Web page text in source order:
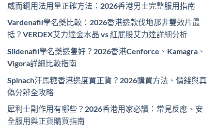
威而鋼用法用量正確方法：2026香港男士完整服用指南
Vardenafil學名藥比較：2026香港邊款伐地那非雙效片最
抵？VERDEX艾力達金水晶 vs 紅屁股艾力達詳細分析
Sildenafil學名藥邊隻好？2026香港Cenforce、Kamagra、
Vigora詳細比較指南
Spinach汗馬糖香港邊度買正貨？2026購買方法、價錢與真
偽分辨全攻略
犀利士副作用有哪些？2026香港用家必讀：常見反應、安
全服用與正貨購買指南